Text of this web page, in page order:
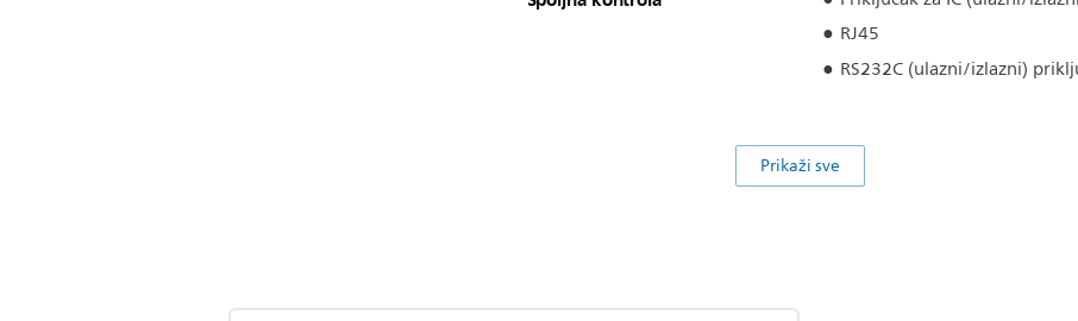
RJ45
RS232C (ulazni/izlazni)
Prikaži sve